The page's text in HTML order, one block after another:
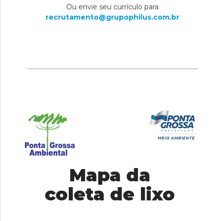
Ou envie seu currículo para
recrutamento@grupophilus.com.br
Mapa da
coleta de lixo